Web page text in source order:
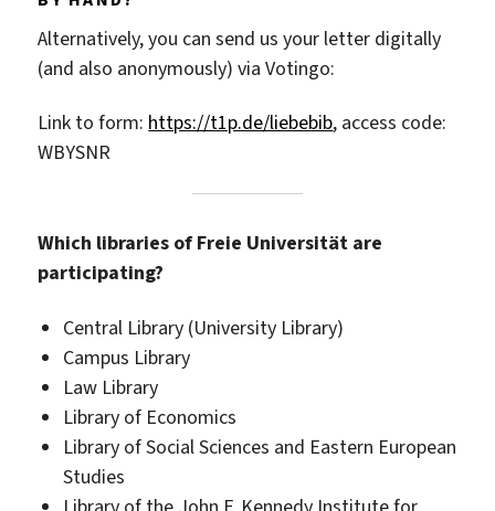
Alternatively, you can send us your letter digitally
(and also anonymously) via Votingo:
Link to form: https://t1p.de/liebebib, access code:
WBYSNR
Which libraries of Freie Universität are
participating?
Central Library (University Library)
Campus Library
Law Library
Library of Economics
Library of Social Sciences and Eastern European
Studies